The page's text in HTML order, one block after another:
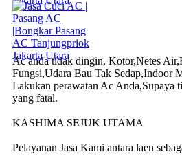
Ac anda tidak dingin, Kotor,Netes
Fungsi,Udara Bau Tak Sedap,Indoor
Lakukan perawatan Ac Anda,Supaya
yang fatal.
KASHIMA SEJUK UTAMA
Pelayanan Jasa Kami antara laen